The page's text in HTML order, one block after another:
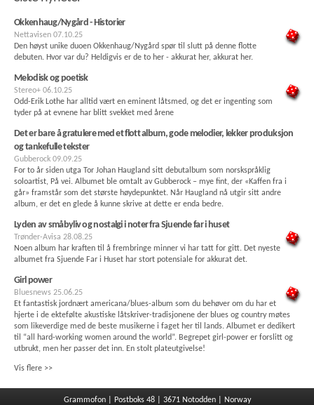
Okkenhaug/Nygård - Historier
Nettavisen 07.10.25
Den høyst unike duoen Okkenhaug/Nygård spør til slutt på denne flotte
debuten. Hvor var du? Heldigvis er de to her - akkurat her, akkurat her.
Melodisk og poetisk
Stereo+ 06.10.25
Odd-Erik Lothe har alltid vært en eminent låtsmed, og det er ingenting som
tyder på at evnene har blitt svekket med årene
Det er bare å gratulere med et flott album, gode melodier, lekker produksjon
og tankefulle tekster
Gubberock 09.09.25
For to år siden utga Tor Johan Haugland sitt debutalbum som norskspråklig
soloartist, På vei. Albumet ble omtalt av Gubberock – mye fint, der «Kaffen fra i
går» framstår som det største høydepunktet. Når Haugland nå utgir sitt andre
album, er det en glede å kunne skrive at dette er enda bedre.
Lyden av småbyliv og nostalgi i noter fra Sjuende far i huset
Trønder-Avisa 28.08.25
Noen album har kraften til å frembringe minner vi har tatt for gitt. Det nyeste
albumet fra Sjuende Far i Huset har stort potensiale for akkurat det.
Girl power
Bluesnews 25.06.25
Et fantastisk jordnært americana/blues-album som du behøver om du har et
hjerte i de ektefølte akustiske låtskriver-tradisjonene der blues og country møtes
som likeverdige med de beste musikerne i faget her til lands. Albumet er dedikert
til “all hard-working women around the world”. Begrepet girl-power er forslitt og
utbrukt, men her passer det inn. En stolt plateutgivelse!
Vis flere >>
Grammofon | Postboks 48 | 3671 Notodden | Norway